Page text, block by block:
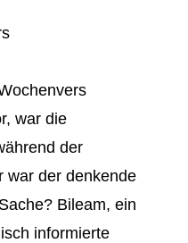
war die
der
war der denkende
Bileam, ein
informierte